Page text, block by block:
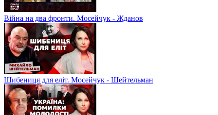
Війна на два фронти. Мосейчук - Жданов
Шибениця для еліт. Мосейчук - Шейтельман